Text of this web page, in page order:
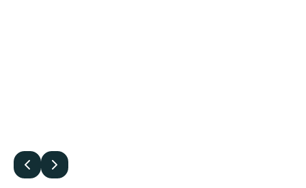
Edellinen
Seuraava